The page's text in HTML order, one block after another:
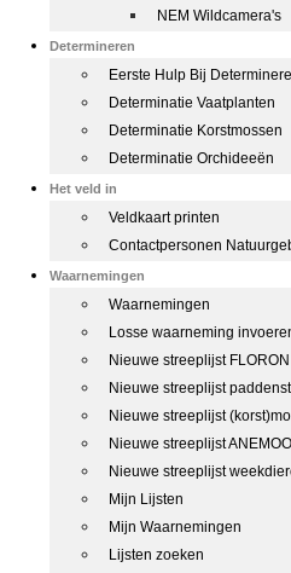
NEM Wildcamera's
Determineren
Eerste Hulp Bij
Determinatie Vaatplanten
Determinatie Korstmossen
Determinatie Orchideeën
Het veld in
Veldkaart printen
Contactpersonen
Waarnemingen
Waarnemingen
Losse waarneming
Nieuwe streeplijst FLORON
Nieuwe streeplijst
Nieuwe streeplijst
Nieuwe streeplijst
Nieuwe streeplijst
Mijn Lijsten
Mijn Waarnemingen
Lijsten zoeken